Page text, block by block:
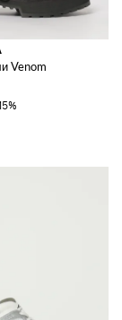
с логотипом
Venom